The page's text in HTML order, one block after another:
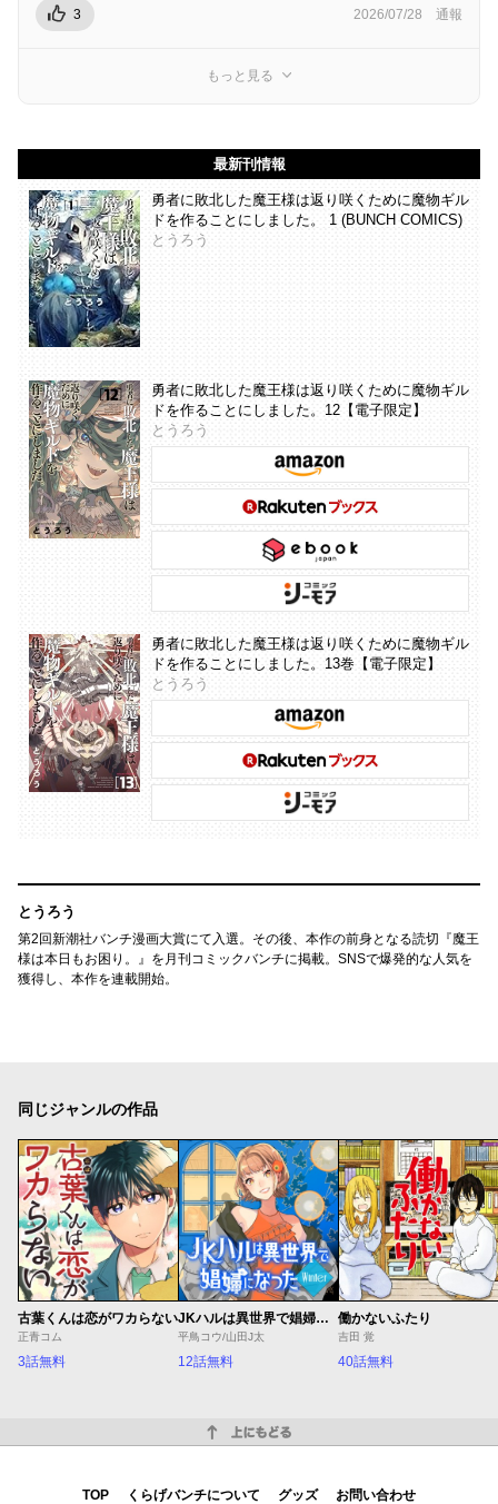
3 2026/07/28 通報
もっと見る
最新刊情報
勇者に敗北した魔王様は返り咲くために魔物ギル
ドを作ることにしました。 1 (BUNCH COMICS)
とうろう
勇者に敗北した魔王様は返り咲くために魔物ギル
ドを作ることにしました。12【電子限定】
とうろう
勇者に敗北した魔王様は返り咲くために魔物ギル
ドを作ることにしました。13巻【電子限定】
とうろう
とうろう
第2回新潮社バンチ漫画大賞にて入選。その後、本作の前身となる読切『魔王
様は本日もお困り。』を月刊コミックバンチに掲載。SNSで爆発的な人気を
獲得し、本作を連載開始。
同じジャンルの作品
古葉くんは恋がワカらない
正青コム
3話無料
JKハルは異世界で娼婦になった Winter
平鳥コウ/山田J太
12話無料
働かないふたり
吉田 覚
40話無料
TOP くらげバンチについて グッズ お問い合わせ